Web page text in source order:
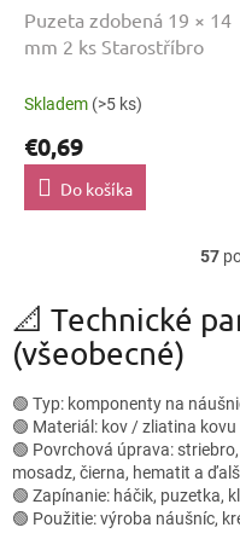
Puzeta zdobená 19 × 14
mm 2 ks Starostříbro
Skladem (>5 ks)
€0,69
Do košíka
57
📐 Technické
(všeobecné)
🟢 Typ: komponenty na
🟢 Materiál: kov / zliatina kovu
🟢 Povrchová úprava:
mosadz, čierna, hematit a
🟢 Zapínanie: háčik, puzetka,
🟢 Použitie: výroba náušníc,